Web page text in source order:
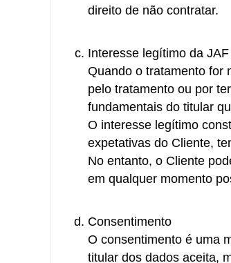
direito de não contratar.
Interesse legítimo da
Quando o tratamento for
pelo tratamento ou por
fundamentais do titular
O interesse legítimo
expetativas do Cliente,
No entanto, o Cliente
em qualquer momento
Consentimento
O consentimento é uma
titular dos dados aceita,